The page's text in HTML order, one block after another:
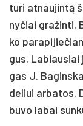
tu­ri at­nau­jin­tą
ny­čiai gra­žin­ti.
ko
gus.
gas J.
de­liui ar­ba­tos.
bu­vo la­bai